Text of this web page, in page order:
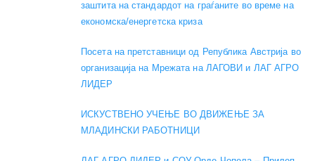
заштита на стандардот на граѓаните во време на
економска/енергетска криза
Посета на претставници од Република Австрија во
организација на Мрежата на ЛАГОВИ и ЛАГ АГРО
ЛИДЕР
ИСКУСТВЕНО УЧЕЊЕ ВО ДВИЖЕЊЕ ЗА
МЛАДИНСКИ РАБОТНИЦИ